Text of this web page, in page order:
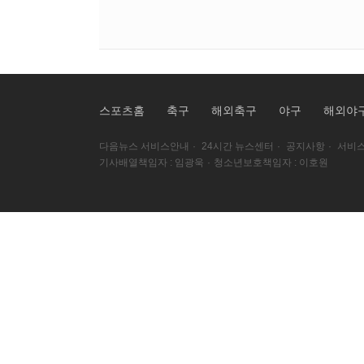
스포츠홈 축구 해외축구 야구 해외야
다음뉴스 서비스안내 · 24시간 뉴스센터 · 공지사항 ·
서비
기사배열책임자 : 임광욱 · 청소년보호책임자 : 이호원